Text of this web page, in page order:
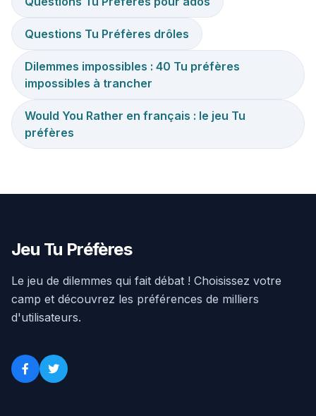
Questions Tu Préfères drôles
Dilemmes impossibles : 40 Tu préfères
impossibles à trancher
Would You Rather en français : le jeu Tu
préfères
Jeu Tu Préfères
Le jeu de dilemmes qui fait débat ! Choisissez votre
camp et découvrez les préférences de milliers
d'utilisateurs.